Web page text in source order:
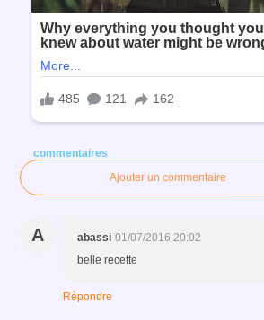
commentaires
Ajouter un commentaire
A abassi 01/07/2016 20:02
belle recette
Répondre